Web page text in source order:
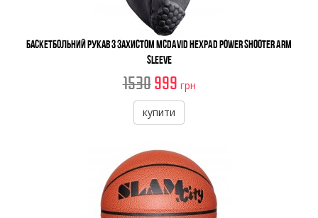
Баскетбольний рукав з захистом McDavid HexPad Power Shooter Arm
Sleeve
1530 999 грн
купити